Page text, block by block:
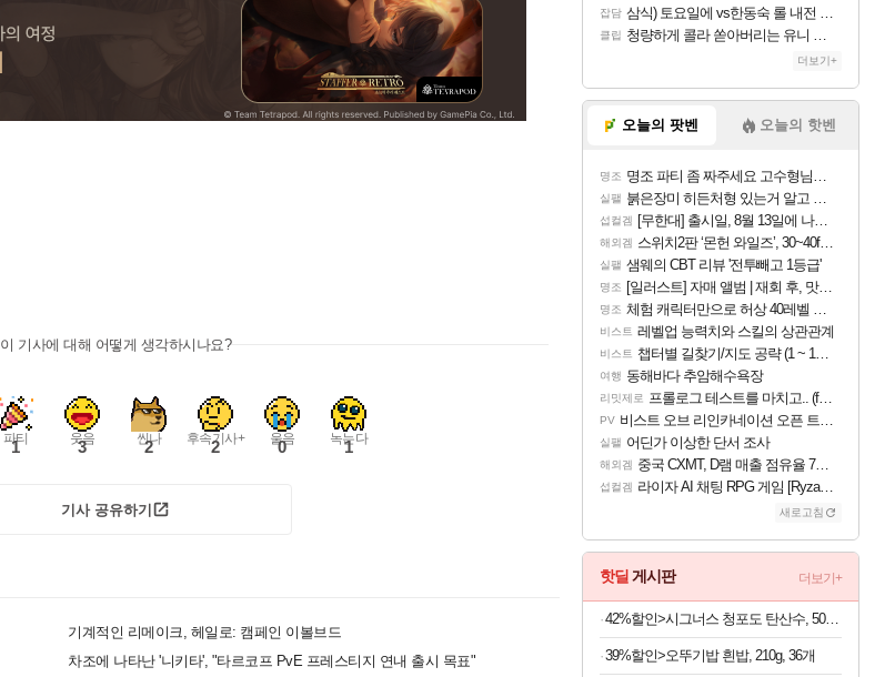
이 기사에 대해 어떻게 생각하시나요?
파티
1 웃음
3 씬나
2 후속기사+
2 울음
0 녹는다
1
기사 공유하기
기계적인 리메이크, 헤일로: 캠페인 이볼브드
차조에 나타난 '니키타', "타르코프 PvE 프레스티지 연내 출시 목표"
잡담 삼식) 토요일에 vs한동숙 롤 내전 예정
클립 청량하게 콜라 쏟아버리는 유니 ㅋㅋㅋ
더보기+
오늘의 팟벤 오늘의 핫벤
명조 명조 파티 좀 짜주세요 고수형님들…
실팰 붉은장미 히든처형 있는거 알고 있었음?
섭컬겜 [무한대] 출시일, 8월 13일에 나오나
해외겜 스위치2판 ‘몬헌 와일즈’, 30~40fps 목표 추정
실팰 샘웨의 CBT 리뷰 '전투빼고 1등급'
명조 [일러스트] 자매 앨범 | 재회 후, 맛집에서
명조 체험 캐릭터만으로 허상 40레벨 하이와티아 5분 컷!｜에이메스·린네·모니에 명함
비스트 레벨업 능력치와 스킬의 상관관계
비스트 챕터별 길찾기/지도 공략 (1 ~ 12장)
여행 동해바다 추암해수욕장
리밋제로 프롤로그 테스트를 마치고.. (feat. 리아)
PV 비스트 오브 리인카네이션 오픈 트레일러
실팰 어딘가 이상한 단서 조사
해외겜 중국 CXMT, D램 매출 점유율 7%…글로벌 4위로 부상
섭컬겜 라이자 AI 채팅 RPG 게임 [RyzaChat: AI] 공개
새로고침
핫딜 게시판 더보기+
42%할인>시그너스 청포도 탄산수, 500ml, 20개
39%할인>오뚜기밥 흰밥, 210g, 36개